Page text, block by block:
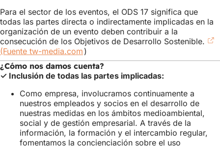
Para el sector de los eventos, el ODS 17 significa que
todas las partes directa o indirectamente implicadas en la
organización de un evento deben contribuir a la
consecución de los Objetivos de Desarrollo Sostenible.
(Fuente tw-media.com (Se
abre
en
una
nueva
pestaña)
)
¿Cómo nos damos cuenta?
✓ Inclusión de todas las partes implicadas:
Como empresa, involucramos continuamente a
nuestros empleados y socios en el desarrollo de
nuestras medidas en los ámbitos medioambiental,
social y de gestión empresarial. A través de la
información, la formación y el intercambio regular,
fomentamos la concienciación sobre el uso